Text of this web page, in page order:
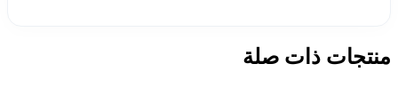
منتجات ذات صلة